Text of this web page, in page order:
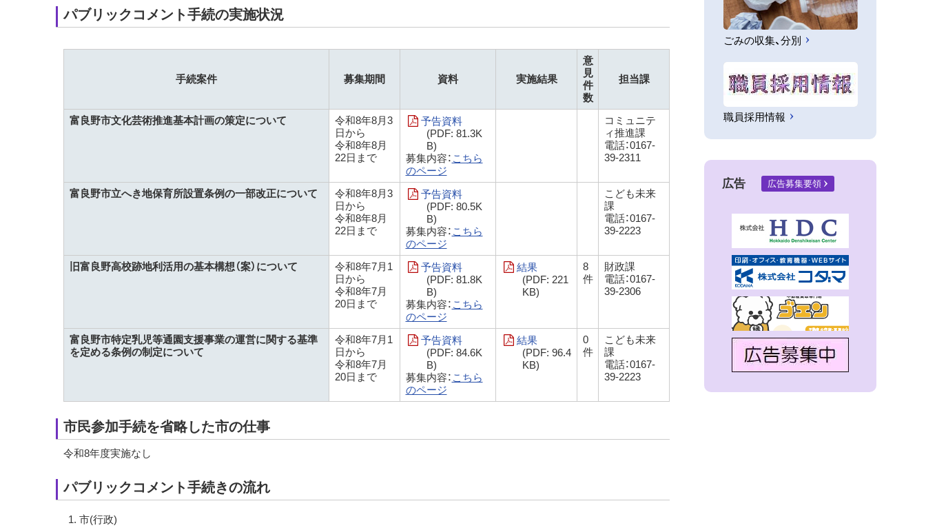
パブリックコメント手続の実施状況
手続案件 募集期間 資料 実施結果
意
見
件
数
担当課
富良野市文化芸術推進基本計画の策定について
令和8年8月3
日から
令和8年8月
22日まで
予告資料
(PDF: 81.3K
B)
募集内容： こちら
のページ
コミュニテ
ィ推進課
電話：0167-
39-2311
富良野市立へき地保育所設置条例の一部改正について
令和8年8月3
日から
令和8年8月
22日まで
予告資料
(PDF: 80.5K
B)
募集内容： こちら
のページ
こども未来
課
電話：0167-
39-2223
旧富良野高校跡地利活用の基本構想（案）について
令和8年7月1
日から
令和8年7月
20日まで
予告資料
(PDF: 81.8K
B)
募集内容： こちら
のページ
結果
(PDF: 221
KB)
8
件
財政課
電話：0167-
39-2306
富良野市特定乳児等通園支援事業の運営に関する基準
を定める条例の制定について
令和8年7月1
日から
令和8年7月
20日まで
予告資料
(PDF: 84.6K
B)
募集内容： こちら
のページ
結果
(PDF: 96.4
KB)
0
件
こども未来
課
電話：0167-
39-2223
市民参加手続を省略した市の仕事
令和8年度実施なし
パブリックコメント手続きの流れ
市(行政)
ごみの収集、分別
職員採用情報
広告 広告募集要領